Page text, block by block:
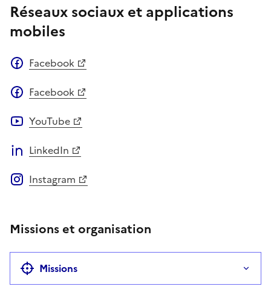
Réseaux sociaux et applications
mobiles
Facebook
Facebook
YouTube
LinkedIn
Instagram
Missions et organisation
Missions